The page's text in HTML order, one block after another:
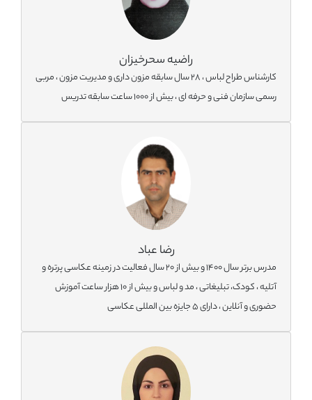
راضیه سحرخیزان
کارشناس طراح لباس ، 28 سال سابقه مزون داری و مدیریت مزون ، مربی
رسمی سازمان فنی و حرفه ای ، بیش از 1000 ساعت سابقه تدریس
رضا عباد
مدرس برتر سال 1400 و بیش از 20 سال فعالیت در زمینه عکاسی پرتره و
آتلیه ، کودک، تبلیغاتی ، مد و لباس و بیش از 10 هزار ساعت آموزش
حضوری و آنلاین ، دارای 5 جایزه بین المللی عکاسی